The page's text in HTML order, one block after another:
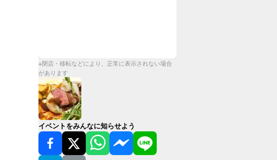
※閉店・移転などにより、正常に表示されない場合
があります
イベントをみんなに知らせよう